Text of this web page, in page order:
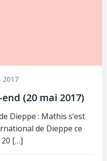
2017
(20 mai 2017)
Dieppe : Mathis s’est
de Dieppe ce
[…]